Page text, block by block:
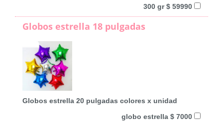
300 gr $ 59990
Globos estrella 18 pulgadas
Globos estrella 20 pulgadas colores x unidad
globo estrella $ 7000